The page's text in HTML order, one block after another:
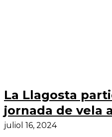
La Llagosta
jornada de vela
juliol 16, 2024